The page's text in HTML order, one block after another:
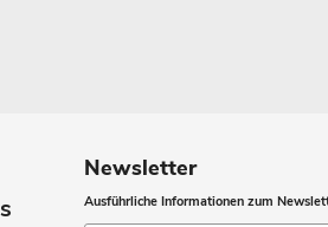
Newsletter
Ausführliche Informationen zum